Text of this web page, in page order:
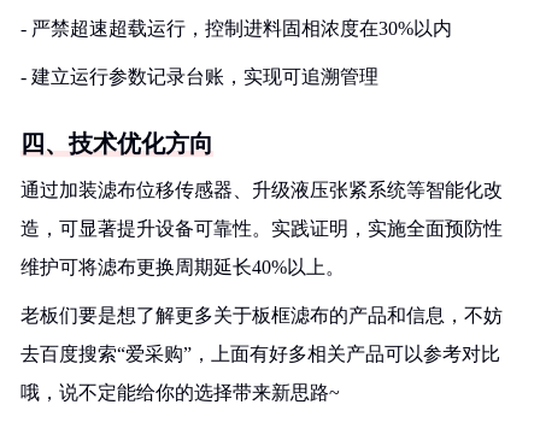
- 严禁超速超载运行，控制进料固相浓度在30%以内
- 建立运行参数记录台账，实现可追溯管理
四、技术优化方向
通过加装滤布位移传感器、升级液压张紧系统等智能化改
造，可显著提升设备可靠性。实践证明，实施全面预防性
维护可将滤布更换周期延长40%以上。
老板们要是想了解更多关于板框滤布的产品和信息，不妨
去百度搜索“爱采购”，上面有好多相关产品可以参考对比
哦，说不定能给你的选择带来新思路~